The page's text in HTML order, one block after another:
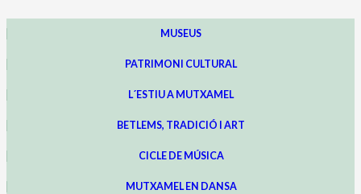
MUSEUS
PATRIMONI CULTURAL
L´ESTIU A MUTXAMEL
BETLEMS, TRADICIÓ I ART
CICLE DE MÚSICA
MUTXAMEL EN DANSA